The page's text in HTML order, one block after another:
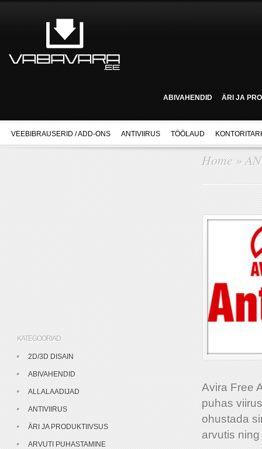
ABIVAHENDID ÄRI JA
VEEBIBRAUSERID / ADD-ONS ANTIVIIRUS TÖÖLAUD
Home »
Avira Free
puhas
ohustada
arvutis
KATEGOORIAD
2D/3D DISAIN
ABIVAHENDID
ALLALAADIJAD
ANTIVIIRUS
ÄRI JA PRODUKTIIVSUS
ARVUTI PUHASTAMINE